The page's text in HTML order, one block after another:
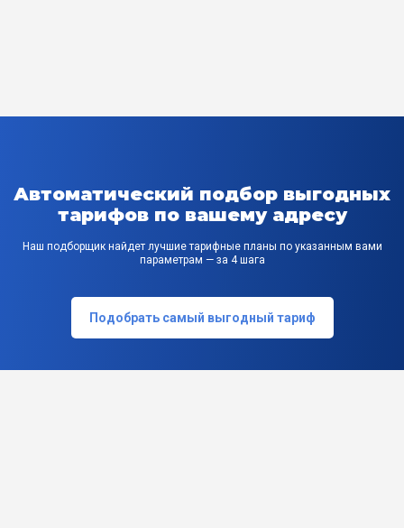
Автоматический подбор выгодных
тарифов по вашему адресу
Наш подборщик найдет лучшие тарифные планы по указанным вами
параметрам — за 4 шага
Подобрать самый выгодный тариф